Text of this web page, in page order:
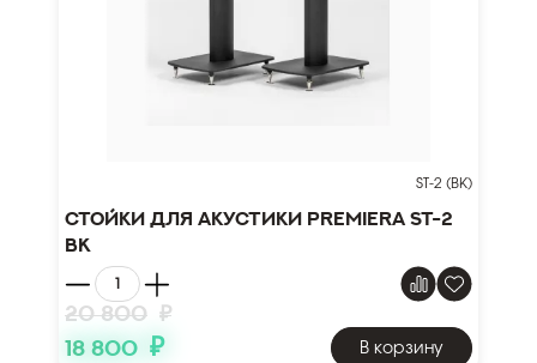
ST-2 (BK)
Стойки для акустики PREMIERA ST-2
BK
20 800 ₽
18 800 ₽ В корзину